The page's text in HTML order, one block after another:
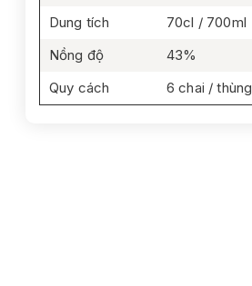
Dung tích
70cl / 700ml
Nồng độ
43%
Quy cách
6 chai / thùng